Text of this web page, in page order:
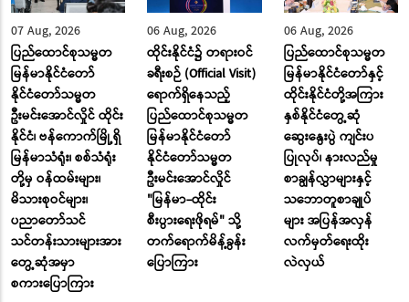
07 Aug, 2026
ပြည်ထောင်စုသမ္မတ
မြန်မာနိုင်ငံတော်
နိုင်ငံတော်သမ္မတ
ဦးမင်းအောင်လှိုင် ထိုင်း
နိုင်ငံ၊ ဗန်ကောက်မြို့ရှိ
မြန်မာသံရုံး၊ စစ်သံရုံး
တို့မှ ဝန်ထမ်းများ၊
မိသားစုဝင်များ၊
ပညာတော်သင်
သင်တန်းသားများအား
တွေ့ဆုံအမှာ
စကားပြောကြား
06 Aug, 2026
ထိုင်းနိုင်ငံ၌ တရားဝင်
ခရီးစဉ် (Official Visit)
ရောက်ရှိနေသည့်
ပြည်ထောင်စုသမ္မတ
မြန်မာနိုင်ငံတော်
နိုင်ငံတော်သမ္မတ
ဦးမင်းအောင်လှိုင်
"မြန်မာ-ထိုင်း
စီးပွားရေးဖိုရမ်" သို့
တက်ရောက်မိန့်ခွန်း
ပြောကြား
06 Aug, 2026
ပြည်ထောင်စုသမ္မတ
မြန်မာနိုင်ငံတော်နှင့်
ထိုင်းနိုင်ငံတို့အကြား
နှစ်နိုင်ငံတွေ့ဆုံ
ဆွေးနွေးပွဲ ကျင်းပ
ပြုလုပ်၊ နားလည်မှု
စာချွန်လွှာများနှင့်
သဘောတူစာချုပ်
များ အပြန်အလှန်
လက်မှတ်ရေးထိုး
လဲလှယ်